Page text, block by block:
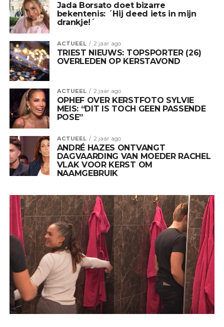
Jada Borsato doet bizarre
bekentenis: ´Hij deed iets in mijn
drankje!´
ACTUEEL 2 jaar ago
TRIEST NIEUWS: TOPSPORTER (26)
OVERLEDEN OP KERSTAVOND
ACTUEEL 2 jaar ago
OPHEF OVER KERSTFOTO SYLVIE
MEIS: “DIT IS TOCH GEEN PASSENDE
POSE”
ACTUEEL 2 jaar ago
ANDRÉ HAZES ONTVANGT
DAGVAARDING VAN MOEDER RACHEL
VLAK VOOR KERST OM
NAAMGEBRUIK